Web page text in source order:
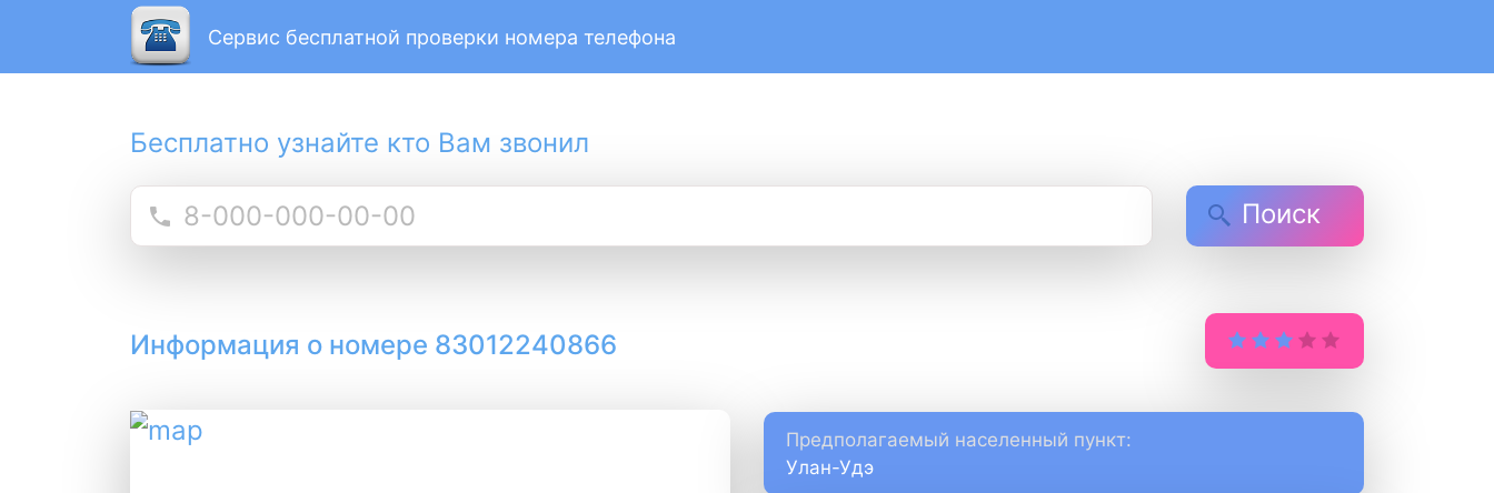
Сервис бесплатной проверки номера телефона
Бесплатно узнайте кто Вам звонил
Поиск
Информация о номере 83012240866
Предполагаемый населенный пункт:
Улан-Удэ